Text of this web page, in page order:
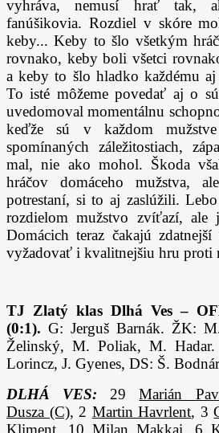
vyhráva, nemusí hrať tak,
fanúšikovia. Rozdiel v skóre
keby... Keby to šlo všetkým
rovnako, keby boli všetci
a keby to šlo hladko každému aj
To isté môžeme povedať aj o
uvedomoval momentálnu
keďže sú v každom
spomínaných záležitostiach,
mal, nie ako mohol. Škoda
hráčov domáceho mužstva,
potrestaní, si to aj zaslúžili.
rozdielom mužstvo zvíťazí, ale
Domácich teraz čakajú
vyžadovať i kvalitnejšiu hru proti
TJ Zlatý klas Dlhá Ves –
(0:1). G: Jerguš Barnák. ŽK:
Želinský, M. Poliak, M.
Lorincz, J. Gyenes, DS: Š.
DLHÁ VES: 29Marián
Dusza (C), 2 Martin Havrlent, 3
Kliment , 10 Milan Makkai , 6